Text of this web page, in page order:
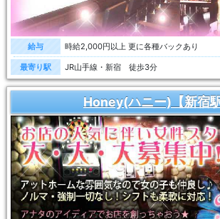
給与 時給2,000円以上 更に各種バックあり
最寄り駅 JR山手線・新宿 徒歩3分
Honey(ハニー)【新宿駅